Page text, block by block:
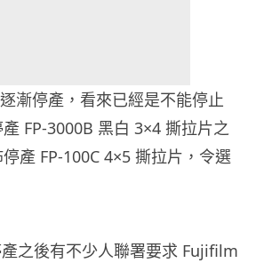
漸停產，看來已經是不能停止
FP-3000B 黑白 3×4 撕拉片之
產 FP-100C 4×5 撕拉片，令選
之後有不少人聯署要求 Fujifilm